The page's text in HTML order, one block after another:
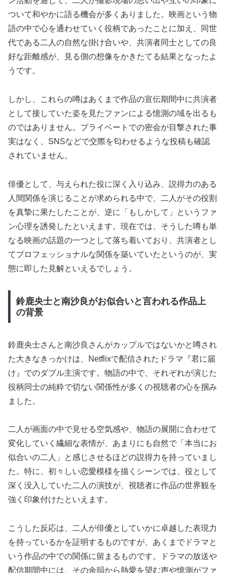
ついて和やかに語る機会が多くありました。映画という物
語の中で心を通わせていく役柄であったことに加え、同世
代である二人の自然な掛け合いや、共演者同士としての良
好な距離感が、見る側の想像をかきたてる結果となったよ
うです。
しかし、これらの噂はあくまで作品の宣伝期間中に共演者
として接していた姿を見たファンによる憶測の域を出るも
のではありません。プライベートでの密会が目撃された事
実はなく、SNSなどで交際を匂わせるような投稿も確認
されていません。
俳優として、与えられた役に深く入り込み、説得力のある
人間関係を演じることが求められる中で、二人がその役割
を真摯に果たしたことが、逆に「もしかして」というファ
ン心理を誘発したといえます。現在では、そうした噂も単
なる映画の話題の一つとして落ち着いており、共演者とし
てプロフェッショナルな関係を築いていたというのが、実
態に即した見解といえるでしょう。
鈴鹿央士と南沙良がお似合いと言われる作品上
の背景
鈴鹿央士さんと南沙良さんがカップルではないかと噂され
た大きなきっかけは、Netflixで配信されたドラマ『君に届
け』でのダブル主演です。物語の中で、それぞれが演じた
役柄同士の純粋で切ない関係性が多くの視聴者の心を掴み
ました。
二人が画面の中で見せる空気感や、物語の展開に合わせて
変化していく繊細な表情が、あまりにも自然で「本当にお
似合いの二人」と感じさせるほどの説得力を持っていまし
た。特に、初々しい恋愛模様を描くシーンでは、役として
深く没入していた二人の演技が、視聴者に作品の世界観を
強く印象付けたといえます。
こうした反応は、二人が俳優としていかに卓越した表現力
を持っているかを証明するものですが、あくまでドラマと
いう作品の中での関係に留まるものです。ドラマの放送や
配信期間中には、その余韻から熱愛を望む声や憶測がファ